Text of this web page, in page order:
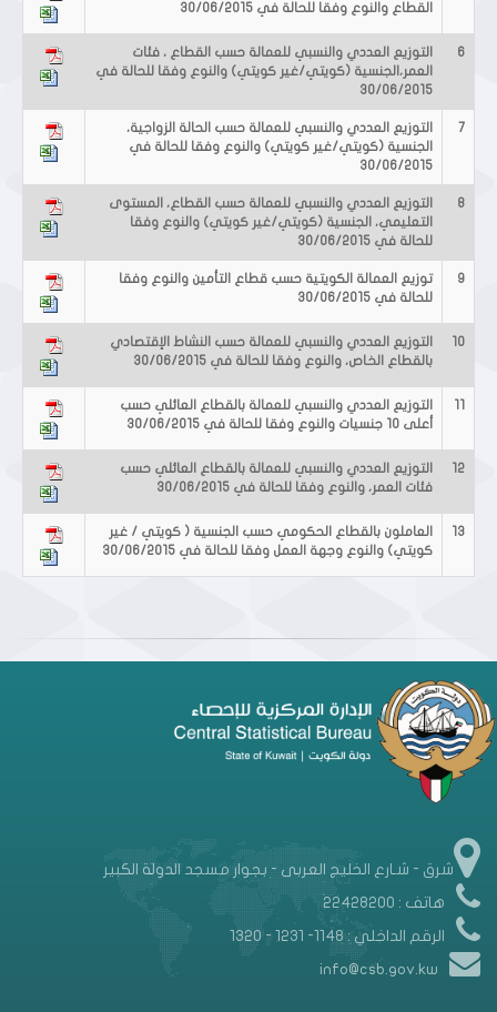
القطاع والنوع وفقا للحالة في 30/06/2015
6
التوزيع العددي والنسبي للعمالة حسب القطاع ، فئات
العمر،الجنسية (كويتي/غير كويتي) والنوع وفقا للحالة في
30/06/2015
7
التوزيع العددي والنسبي للعمالة حسب الحالة الزواجية،
الجنسية (كويتي/غير كويتي) والنوع وفقا للحالة في
30/06/2015
8
التوزيع العددي والنسبي للعمالة حسب القطاع، المستوى
التعليمي، الجنسية (كويتي/غير كويتي) والنوع وفقا
للحالة في 30/06/2015
9
توزيع العمالة الكويتية حسب قطاع التأمين والنوع وفقا
للحالة في 30/06/2015
10
التوزيع العددي والنسبي للعمالة حسب النشاط الإقتصادي
بالقطاع الخاص، والنوع وفقا للحالة في 30/06/2015
11
التوزيع العددي والنسبي للعمالة بالقطاع العائلي حسب
أعلى 10 جنسيات والنوع وفقا للحالة في 30/06/2015
12
التوزيع العددي والنسبي للعمالة بالقطاع العائلي حسب
فئات العمر، والنوع وفقا للحالة في 30/06/2015
13
العاملون بالقطاع الحكومي حسب الجنسية ( كويتي / غير
كويتي) والنوع وجهة العمل وفقا للحالة في 30/06/2015
شرق - شـارع الخليج العربى - بجوار مسجد الدولة الكبير
هاتف : 22428200
الرقم الداخلي : 1148- 1231 - 1320
info@csb.gov.kw